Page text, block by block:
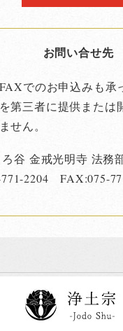
お問い合せ先
でのお申込みも承
第三者に提供または
せん。
谷 金戒光明寺 法務
2204 FAX:075-